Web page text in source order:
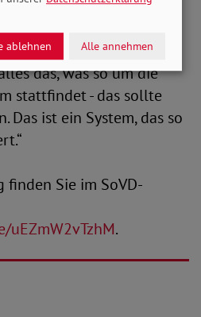
kurz. Ich glaube, wenn
eindämmen, dass wir
Schritt tun. Die
das, was so um die
stattfindet - das sollte
Das ist ein System, das so
finden Sie im SoVD-
.
ablehnen Alle annehmen